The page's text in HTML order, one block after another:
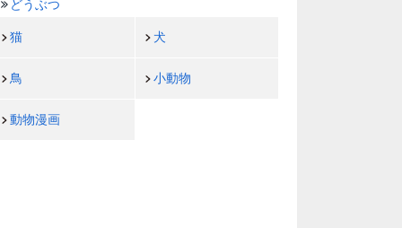
どうぶつ
猫 犬
鳥 小動物
動物漫画